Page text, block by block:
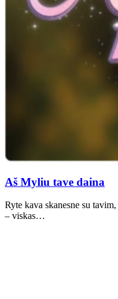
Aš Myliu tave daina
Ryte kava skanesne su
– viskas…